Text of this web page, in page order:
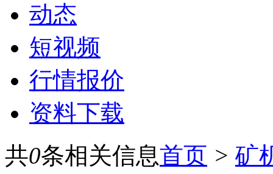
动态
短视频
行情报价
资料下载
共0条相关信息首页 > 矿